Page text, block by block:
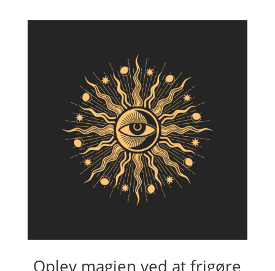
Oplev magien ved at frigøre